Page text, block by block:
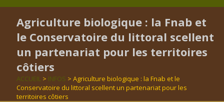
Agriculture biologique : la Fnab et
le Conservatoire du littoral scellent
un partenariat pour les territoires
côtiers
ACCUEIL > INFOS > Agriculture biologique : la Fnab et le
Conservatoire du littoral scellent un partenariat pour les
territoires côtiers